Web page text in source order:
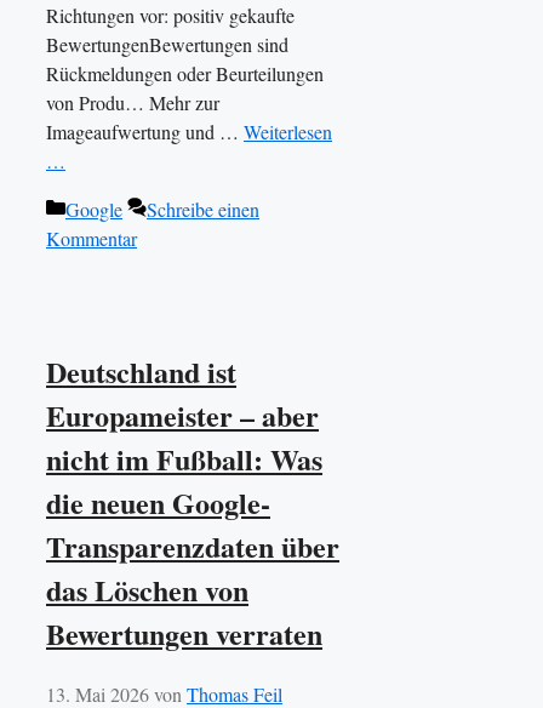
Richtungen vor: positiv gekaufte
BewertungenBewertungen sind
Rückmeldungen oder Beurteilungen
von Produ… Mehr zur
Imageaufwertung und … Weiterlesen
…
Kategorien
Google
Schreibe einen
Kommentar
Deutschland ist
Europameister – aber
nicht im Fußball: Was
die neuen Google-
Transparenzdaten über
das Löschen von
Bewertungen verraten
13. Mai 2026von Thomas Feil